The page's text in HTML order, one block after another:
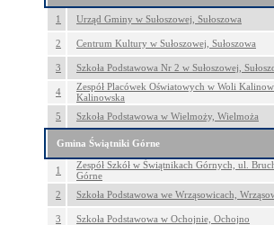
1 Urząd Gminy w Sułoszowej, Sułoszowa
2 Centrum Kultury w Sułoszowej, Sułoszowa
3 Szkoła Podstawowa Nr 2 w Sułoszowej,
4
Zespół Placówek Oświatowych w Woli
Kalinowska
5
Szkoła Podstawowa w Wielmoży, Wielmoża
Gmina Świątniki Górne
1
Zespół Szkół w Świątnikach Górnych, ul.
Górne
2
Szkoła Podstawowa we Wrząsowicach,
3 Szkoła Podstawowa w Ochojnie, Ochojno